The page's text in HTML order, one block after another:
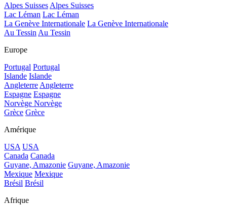
Alpes Suisses Alpes Suisses
Lac Léman Lac Léman
La Genève Internationale La Genève Internationale
Au Tessin Au Tessin
Europe
Portugal Portugal
Islande Islande
Angleterre Angleterre
Espagne Espagne
Norvège Norvège
Grèce Grèce
Amérique
USA USA
Canada Canada
Guyane, Amazonie Guyane, Amazonie
Mexique Mexique
Brésil Brésil
Afrique